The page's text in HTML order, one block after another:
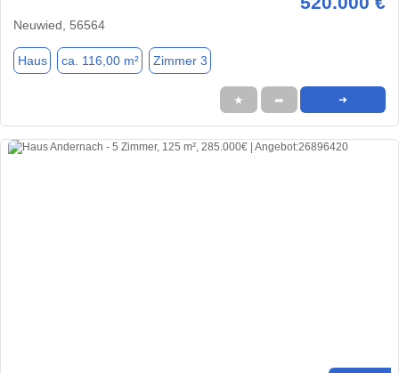
Neuwied, 56564
Haus ca. 116,00 m² Zimmer 3
★ ➦ ➜